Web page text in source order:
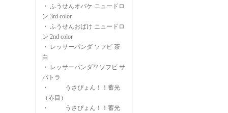
・ ふうせんオバケ ニュードロ
ン 3rd color
・ ふうせんおばけ ニュードロ
ン 2nd color
・
レッサーパンダ ソフビ 茶
白
・
レッサーパンダ?? ソフビ サ
バトラ
・
うさぴょん！！蓄光
（赤目）
・
うさぴょん！！蓄光